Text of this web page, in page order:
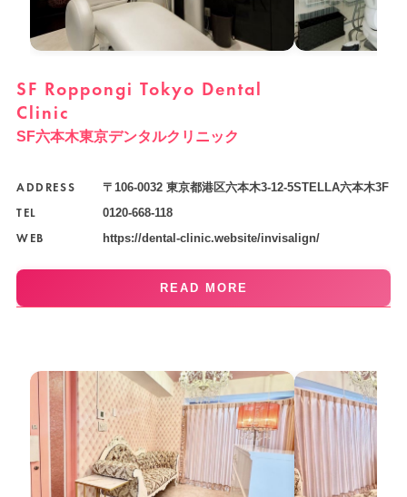
SF Roppongi Tokyo Dental
Clinic
SF六本木東京デンタルクリニック
ADDRESS 〒106-0032 東京都港区六本木3-12-5STELLA六本木3F
TEL 0120-668-118
WEB https://dental-clinic.website/invisalign/
READ MORE